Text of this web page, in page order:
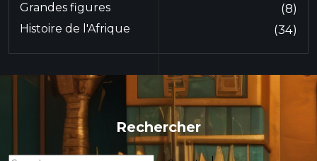
Grandes figures (8)
Histoire de l'Afrique (34)
Rechercher